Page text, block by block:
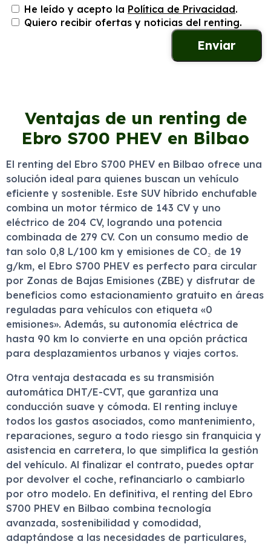
He leído y acepto la Política de Privacidad.
Quiero recibir ofertas y noticias del renting.
Ventajas de un renting de
Ebro S700 PHEV en Bilbao
El renting del Ebro S700 PHEV en Bilbao ofrece una
solución ideal para quienes buscan un vehículo
eficiente y sostenible. Este SUV híbrido enchufable
combina un motor térmico de 143 CV y uno
eléctrico de 204 CV, logrando una potencia
combinada de 279 CV. Con un consumo medio de
tan solo 0,8 L/100 km y emisiones de CO₂ de 19
g/km, el Ebro S700 PHEV es perfecto para circular
por Zonas de Bajas Emisiones (ZBE) y disfrutar de
beneficios como estacionamiento gratuito en áreas
reguladas para vehículos con etiqueta «0
emisiones». Además, su autonomía eléctrica de
hasta 90 km lo convierte en una opción práctica
para desplazamientos urbanos y viajes cortos.
Otra ventaja destacada es su transmisión
automática DHT/E-CVT, que garantiza una
conducción suave y cómoda. El renting incluye
todos los gastos asociados, como mantenimiento,
reparaciones, seguro a todo riesgo sin franquicia y
asistencia en carretera, lo que simplifica la gestión
del vehículo. Al finalizar el contrato, puedes optar
por devolver el coche, refinanciarlo o cambiarlo
por otro modelo. En definitiva, el renting del Ebro
S700 PHEV en Bilbao combina tecnología
avanzada, sostenibilidad y comodidad,
adaptándose a las necesidades de particulares,